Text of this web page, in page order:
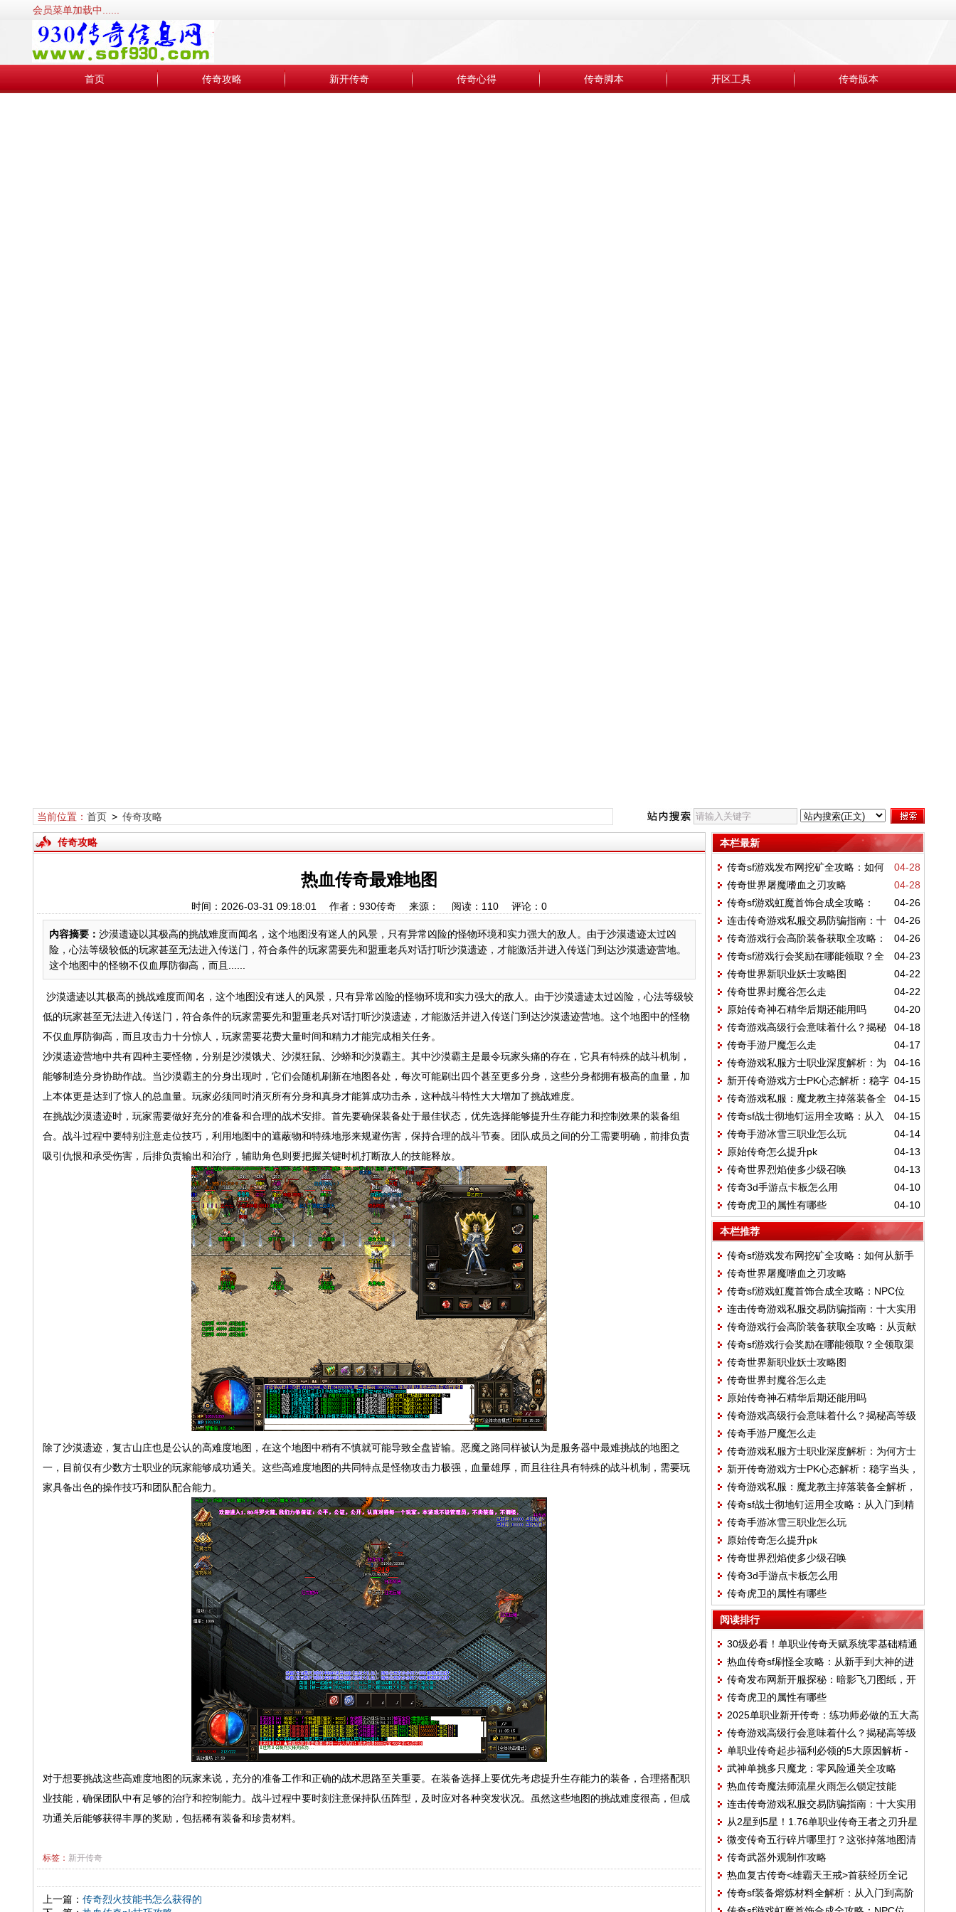
会员菜单加载中......
首页 传奇攻略 新开传奇 传奇心得 传奇脚本 开区工具 传奇版本
当前位置： 首页> 传奇攻略
传奇攻略
热血传奇最难地图
时间：2026-03-31 09:18:01 作者：930传奇 来源： 阅读： 110评论： 0
内容摘要： 沙漠遗迹以其极高的挑战难度而闻名，这个地图没有迷人的风景，只有异常凶险的怪物环境和实力强大的敌人。由于沙漠遗迹太过凶
险，心法等级较低的玩家甚至无法进入传送门，符合条件的玩家需要先和盟重老兵对话打听沙漠遗迹，才能激活并进入传送门到达沙漠遗迹营地。
这个地图中的怪物不仅血厚防御高，而且......
沙漠遗迹以其极高的挑战难度而闻名，这个地图没有迷人的风景，只有异常凶险的怪物环境和实力强大的敌人。由于沙漠遗迹太过凶险，心法等级较
低的玩家甚至无法进入传送门，符合条件的玩家需要先和盟重老兵对话打听沙漠遗迹，才能激活并进入传送门到达沙漠遗迹营地。这个地图中的怪物
不仅血厚防御高，而且攻击力十分惊人，玩家需要花费大量时间和精力才能完成相关任务。
沙漠遗迹营地中共有四种主要怪物，分别是沙漠饿犬、沙漠狂鼠、沙蟒和沙漠霸主。其中沙漠霸主是最令玩家头痛的存在，它具有特殊的战斗机制，
能够制造分身协助作战。当沙漠霸主的分身出现时，它们会随机刷新在地图各处，每次可能刷出四个甚至更多分身，这些分身都拥有极高的血量，加
上本体更是达到了惊人的总血量。玩家必须同时消灭所有分身和真身才能算成功击杀，这种战斗特性大大增加了挑战难度。
在挑战沙漠遗迹时，玩家需要做好充分的准备和合理的战术安排。首先要确保装备处于最佳状态，优先选择能够提升生存能力和控制效果的装备组
合。战斗过程中要特别注意走位技巧，利用地图中的遮蔽物和特殊地形来规避伤害，保持合理的战斗节奏。团队成员之间的分工需要明确，前排负责
吸引仇恨和承受伤害，后排负责输出和治疗，辅助角色则要把握关键时机打断敌人的技能释放。
除了沙漠遗迹，复古山庄也是公认的高难度地图，在这个地图中稍有不慎就可能导致全盘皆输。恶魔之路同样被认为是服务器中最难挑战的地图之
一，目前仅有少数方士职业的玩家能够成功通关。这些高难度地图的共同特点是怪物攻击力极强，血量雄厚，而且往往具有特殊的战斗机制，需要玩
家具备出色的操作技巧和团队配合能力。
对于想要挑战这些高难度地图的玩家来说，充分的准备工作和正确的战术思路至关重要。在装备选择上要优先考虑提升生存能力的装备，合理搭配职
业技能，确保团队中有足够的治疗和控制能力。战斗过程中要时刻注意保持队伍阵型，及时应对各种突发状况。虽然这些地图的挑战难度很高，但成
功通关后能够获得丰厚的奖励，包括稀有装备和珍贵材料。
标签： 新开传奇
上一篇： 传奇烈火技能书怎么获得的
本栏最新
04-28
传奇sf游戏发布网挖矿全攻略：如何
从新手成长为高效矿工？
04-28
传奇世界屠魔嗜血之刃攻略
04-26
传奇sf游戏虹魔首饰合成全攻略：
NPC位置、材料要求与成功率提升技巧04-26
连击传奇游戏私服交易防骗指南：十
大实用技巧保你安全交易
04-26
传奇游戏行会高阶装备获取全攻略：
从贡献到竞拍，快速毕业的核心路径
04-23
传奇sf游戏行会奖励在哪能领取？全
领取渠道详解
04-22
传奇世界新职业妖士攻略图
04-22
传奇世界封魔谷怎么走
04-20
原始传奇神石精华后期还能用吗
04-18
传奇游戏高级行会意味着什么？揭秘
高等级行会的六大核心优势
04-17
传奇手游尸魔怎么走
04-16
传奇游戏私服方士职业深度解析：为
何方士成为万千玩家的首选？
04-15
新开传奇游戏方士PK心态解析：稳字
当头，耗到对手崩溃
04-15
传奇游戏私服：魔龙教主掉落装备全
解析，顶级神装获取指南
04-15
传奇sf战士彻地钉运用全攻略：从入
门到精通
04-14
传奇手游冰雪三职业怎么玩
04-13
原始传奇怎么提升pk
04-13
传奇世界烈焰使多少级召唤
04-10
传奇3d手游点卡板怎么用
04-10
传奇虎卫的属性有哪些
本栏推荐
传奇sf游戏发布网挖矿全攻略：如何从新手
成长为高效矿工？
传奇世界屠魔嗜血之刃攻略
传奇sf游戏虹魔首饰合成全攻略：NPC位
置、材料要求与成功率提升技巧
连击传奇游戏私服交易防骗指南：十大实用
技巧保你安全交易
传奇游戏行会高阶装备获取全攻略：从贡献
到竞拍，快速毕业的核心路径
传奇sf游戏行会奖励在哪能领取？全领取渠
道详解
传奇世界新职业妖士攻略图
传奇世界封魔谷怎么走
原始传奇神石精华后期还能用吗
传奇游戏高级行会意味着什么？揭秘高等级
行会的六大核心优势
传奇手游尸魔怎么走
传奇游戏私服方士职业深度解析：为何方士
成为万千玩家的首选？
新开传奇游戏方士PK心态解析：稳字当头，
耗到对手崩溃
传奇游戏私服：魔龙教主掉落装备全解析，
顶级神装获取指南
传奇sf战士彻地钉运用全攻略：从入门到精
通
传奇手游冰雪三职业怎么玩
原始传奇怎么提升pk
传奇世界烈焰使多少级召唤
传奇3d手游点卡板怎么用
传奇虎卫的属性有哪些
阅读排行
30级必看！单职业传奇天赋系统零基础精通
指南（2025新版）
热血传奇sf刷怪全攻略：从新手到大神的进
阶之路
传奇发布网新开服探秘：暗影飞刀图纸，开
启你的战术革命！
传奇虎卫的属性有哪些
2025单职业新开传奇：练功师必做的五大高
效任务推荐
传奇游戏高级行会意味着什么？揭秘高等级
行会的六大核心优势
单职业传奇起步福利必领的5大原因解析 -
新手速变强秘诀！
武神单挑多只魔龙：零风险通关全攻略
热血传奇魔法师流星火雨怎么锁定技能
连击传奇游戏私服交易防骗指南：十大实用
技巧保你安全交易
从2星到5星！1.76单职业传奇王者之刃升星
避坑指南
微变传奇五行碎片哪里打？这张掉落地图清
单请收好！
传奇武器外观制作攻略
热血复古传奇<雄霸天王戒>首获经历全记
录：那一刻我手都在抖！
传奇sf装备熔炼材料全解析：从入门到高阶